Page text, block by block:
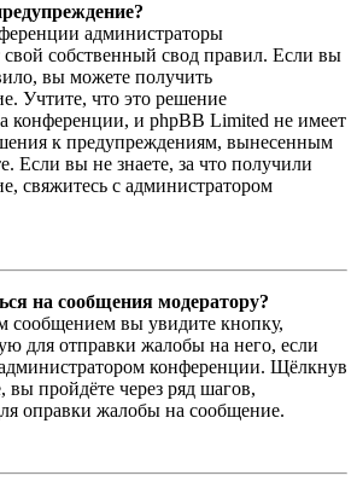
администраторы
свой собственный свод правил. Если вы
вы можете получить
Учтите, что это решение
конференции, и phpBB Limited не имеет
к предупреждениям, вынесенным
Если вы не знаете, за что получили
свяжитесь с администратором
на сообщения модератору?
сообщением вы увидите кнопку,
для отправки жалобы на него, если
конференции. Щёлкнув
вы пройдёте через ряд шагов,
оправки жалобы на сообщение.